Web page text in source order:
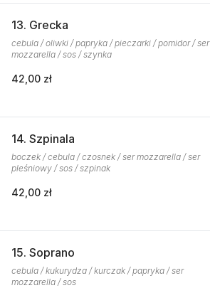
13. Grecka
cebula / oliwki / papryka / pieczarki / pomidor / ser
mozzarella / sos / szynka
42,00 zł
14. Szpinala
boczek / cebula / czosnek / ser mozzarella / ser
pleśniowy / sos / szpinak
42,00 zł
15. Soprano
cebula / kukurydza / kurczak / papryka / ser
mozzarella / sos